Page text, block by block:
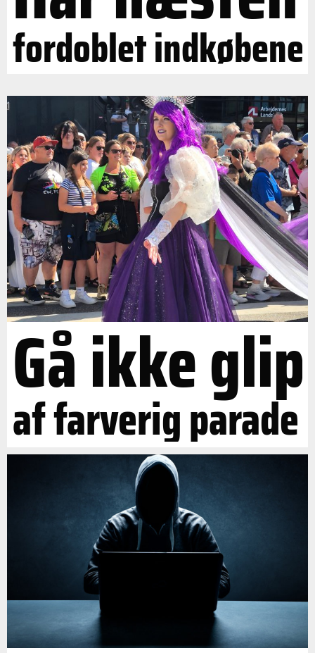
fordoblet indkøbene
Gå ikke glip
af farverig parade